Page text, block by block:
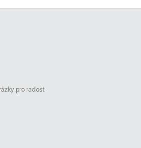
pro radost